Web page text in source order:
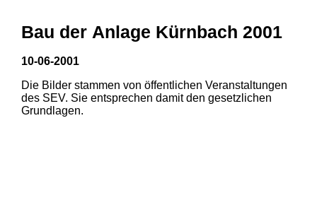
Bau der Anlage Kürnbach 2001
10-06-2001
Die Bilder stammen von öffentlichen Veranstaltungen
des SEV. Sie entsprechen damit den gesetzlichen
Grundlagen.